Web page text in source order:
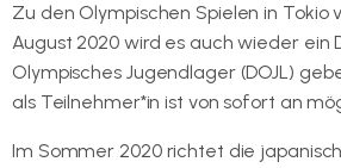
Zu den Olympischen Spielen in Tokio
August 2020 wird es auch wieder ein
Olympisches Jugendlager (DOJL)
als Teilnehmer*in ist von sofort an
Im Sommer 2020 richtet die